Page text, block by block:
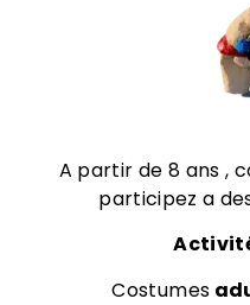
A partir de 8 ans ,
participez a
Costumes